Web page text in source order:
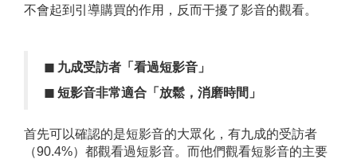
不會起到引導購買的作用，反而干擾了影音的觀看。
◼︎ 九成受訪者 「 看過短影音 」
◼︎ 短影音非常適合「放鬆，消磨時間」
首先可以確認的是短影音的大眾化，有九成的受訪者
（90.4%）都觀看過短影音。而他們觀看短影音的主要